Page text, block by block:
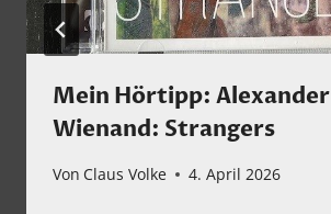
Mein Hörtipp: Alexander
Wienand: Strangers
Von Claus Volke 4. April 2026